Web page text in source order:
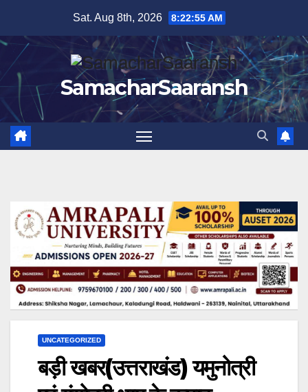
content
Sat. Aug 8th, 2026 8:22:56 AM
SamacharSaaransh
UNCATEGORIZED
बड़ी खबर(उत्तराखंड) यमुनोत्री